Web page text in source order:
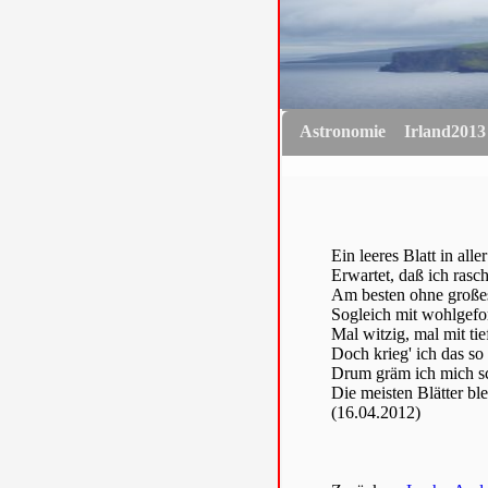
Astronomie Irland2013
Ein leeres Blatt in
Erwartet, daß ich
Am besten ohne
Sogleich mit
Mal witzig, mal mit
Doch krieg' ich das so
Drum gräm ich mich
Die meisten Blätter
(16.04.2012)